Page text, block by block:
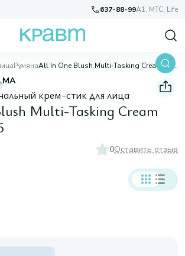
637-88-99A1, МТС, Life
Румяна All In One Blush Multi-Tasking Cream Stick, тон 45
крем-стик для лица
Multi-Tasking Cream
0Оставить отзыв